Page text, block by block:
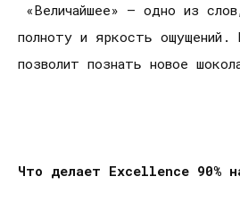
«Величайшее» – одно из
полноту и яркость ощущений.
позволит познать новое
Что делает Excellence 90%